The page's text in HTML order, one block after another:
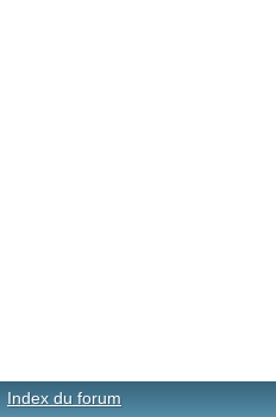
Index du forum